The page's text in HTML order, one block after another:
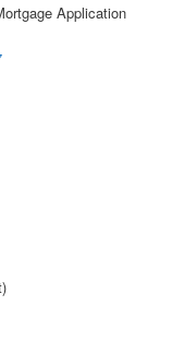
Application